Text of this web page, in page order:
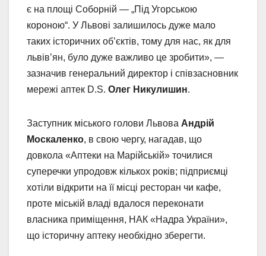
є на площі Соборній — „Під Угорською
короною“. У Львові залишилось дуже мало
таких історичних об’єктів, тому для нас, як для
львів’ян, було дуже важливо це зробити», —
зазначив генеральний директор і співзасновник
мережі аптек D.S. Олег Никулишин.
Заступник міського голови Львова Андрій
Москаленко, в свою чергу, нагадав, що
довкола «Аптеки на Марійській» точилися
суперечки упродовж кількох років; підприємці
хотіли відкрити на її місці ресторан чи кафе,
проте міській владі вдалося переконати
власника приміщення, НАК «Надра України»,
що історичну аптеку необхідно зберегти.